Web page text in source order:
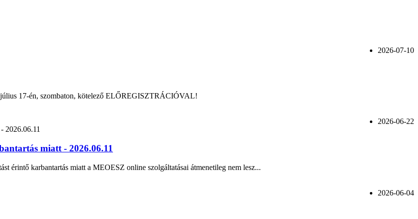
2026-07-10
17-én, szombaton, kötelező ELŐREGISZTRÁCIÓVAL!
2026-06-22
miatt - 2026.06.11
érintő karbantartás miatt a MEOESZ online szolgáltatásai átmenetileg nem lesz...
2026-06-04